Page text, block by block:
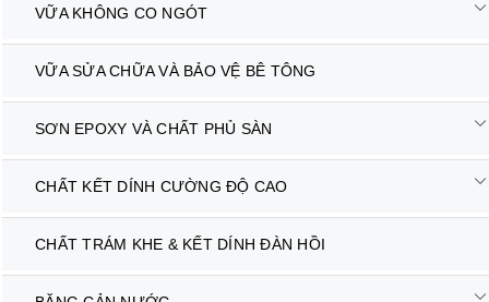
VỮA KHÔNG CO NGÓT
VỮA SỬA CHỮA VÀ BẢO VỆ BÊ TÔNG
SƠN EPOXY VÀ CHẤT PHỦ SÀN
CHẤT KẾT DÍNH CƯỜNG ĐỘ CAO
CHẤT TRÁM KHE & KẾT DÍNH ĐÀN HỒI